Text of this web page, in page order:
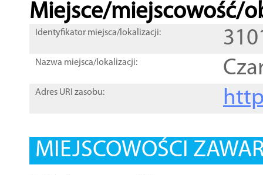
Miejsce/miejscowość/
Identyfikator miejsca/lokalizacji:
Nazwa miejsca/lokalizacji:
Adres URI zasobu:
MIEJSCOWOŚCI